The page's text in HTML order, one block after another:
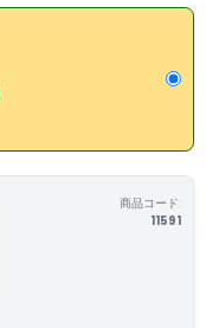
商品コード:
11591